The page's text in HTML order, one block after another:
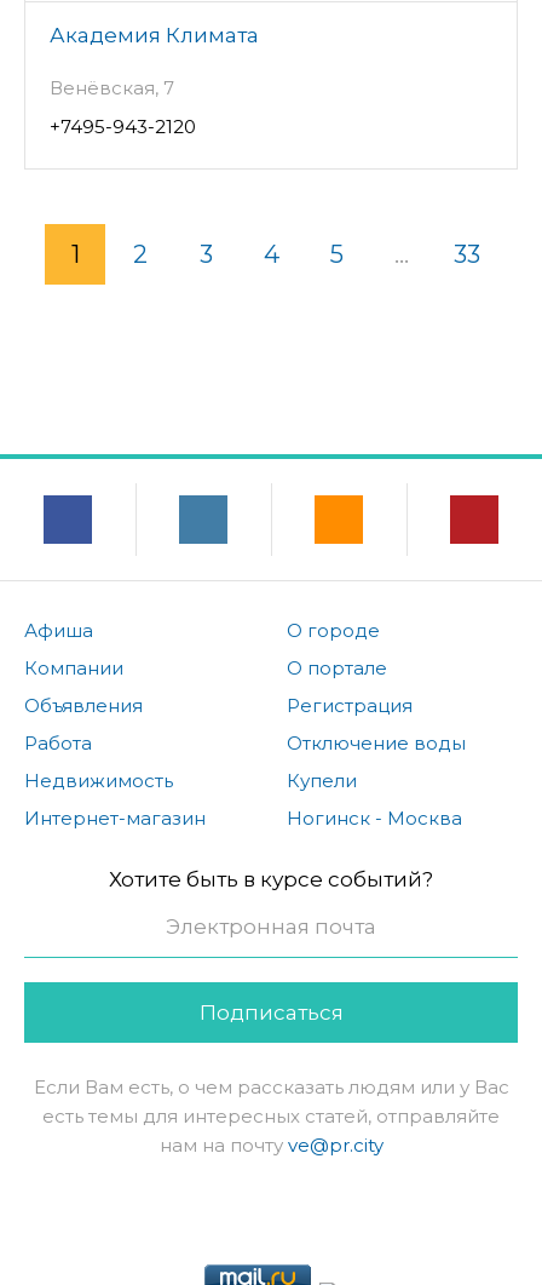
Академия Климата
Венёвская, 7
+7495-943-2120
1 2 3 4 5 ... 33
Афиша
Компании
Объявления
Работа
Недвижимость
Интернет-магазин
О городе
О портале
Регистрация
Отключение воды
Купели
Ногинск - Москва
Хотите быть в курсе событий?
Подписаться
Если Вам есть, о чем рассказать людям или у Вас
есть темы для интересных статей, отправляйте
нам на почту ve@pr.city